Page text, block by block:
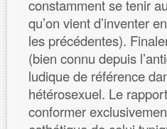
constamment se tenir
qu’on vient d’inventer
les précédentes).
(bien connu depuis
ludique de référence
hétérosexuel. Le
conformer